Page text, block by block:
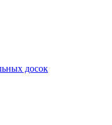
досок